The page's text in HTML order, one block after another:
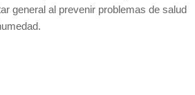
general al prevenir problemas de salud